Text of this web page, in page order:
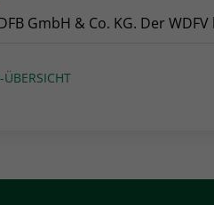
GmbH & Co. KG. Der